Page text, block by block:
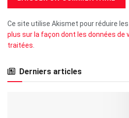
Ce site utilise Akismet pour réduire les
plus sur la façon dont les données
traitées
Derniers articles